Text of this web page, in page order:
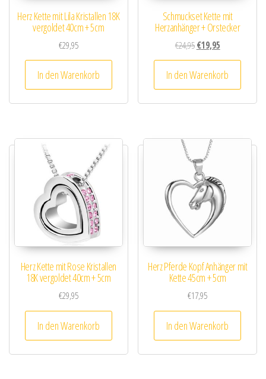
Herz Kette mit Lila Kristallen 18K
vergoldet 40cm + 5cm
€29,95
In den Warenkorb
Schmuckset Kette mit
Herzanhänger + Orstecker
€24,95 Ursprünglicher Preis
€19,95Aktueller Preis
In den Warenkorb
Herz Kette mit Rose Kristallen
18K vergoldet 40cm + 5cm
€29,95
In den Warenkorb
Herz Pferde Kopf Anhänger mit
Kette 45cm + 5cm
€17,95
In den Warenkorb